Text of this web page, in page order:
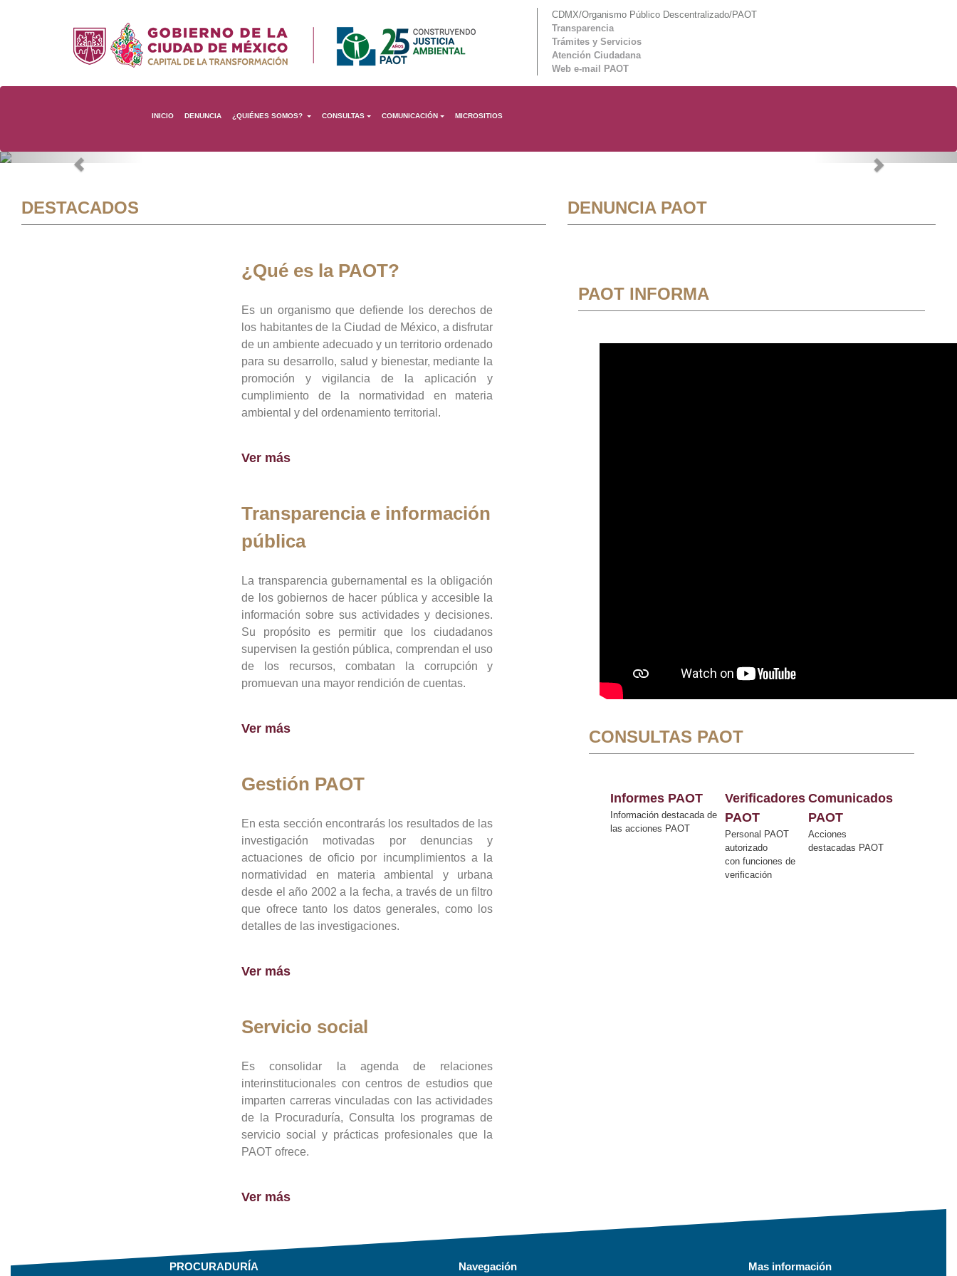
CDMX/Organismo Público Descentralizado/PAOT
Transparencia
Trámites y Servicios
Atención Ciudadana
Web e-mail PAOT
INICIO DENUNCIA ¿QUIÉNES SOMOS? CONSULTAS COMUNICACIÓN MICROSITIOS
Previous Next
DESTACADOS
¿Qué es la PAOT?
Es un organismo que defiende los derechos de
los habitantes de la Ciudad de México, a disfrutar
de un ambiente adecuado y un territorio ordenado
para su desarrollo, salud y bienestar, mediante la
promoción y vigilancia de la aplicación y
cumplimiento de la normatividad en materia
ambiental y del ordenamiento territorial.
Ver más
Transparencia e información
pública
La transparencia gubernamental es la obligación
de los gobiernos de hacer pública y accesible la
información sobre sus actividades y decisiones.
Su propósito es permitir que los ciudadanos
supervisen la gestión pública, comprendan el uso
de los recursos, combatan la corrupción y
promuevan una mayor rendición de cuentas.
Ver más
Gestión PAOT
En esta sección encontrarás los resultados de las
investigación motivadas por denuncias y
actuaciones de oficio por incumplimientos a la
normatividad en materia ambiental y urbana
desde el año 2002 a la fecha, a través de un filtro
que ofrece tanto los datos generales, como los
detalles de las investigaciones.
Ver más
Servicio social
Es consolidar la agenda de relaciones
interinstitucionales con centros de estudios que
imparten carreras vinculadas con las actividades
de la Procuraduría, Consulta los programas de
servicio social y prácticas profesionales que la
PAOT ofrece.
Ver más
DENUNCIA PAOT
PAOT INFORMA
CONSULTAS PAOT
Informes PAOT
Información destacada de
las acciones PAOT
Verificadores
PAOT
Personal PAOT
autorizado
con funciones de
verificación
Comunicados
PAOT
Acciones
destacadas PAOT
PROCURADURÍA Navegación Mas información